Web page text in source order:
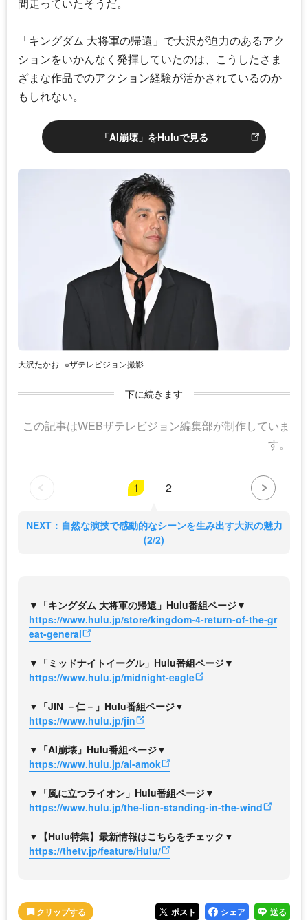
間走っていたそうだ。
「キングダム 大将軍の帰還 」で大沢が迫力のあるアク
ションをいかんなく発揮していたのは、こうしたさま
ざまな作品でのアクション経験が活かされているのか
もしれない。
「AI崩壊」をHuluで見る
大沢たかお ※ザテレビジョン撮影
下に続きます
この記事はWEBザテレビジョン編集部が制作していま
す。
1 2
NEXT：自然な演技で感動的なシーンを生み出す大沢の魅力
(2/2)
▼「キングダム 大将軍の帰還」Hulu番組ページ▼
https://www.hulu.jp/store/kingdom-4-return-of-the-gr
eat-general
▼「ミッドナイトイーグル」Hulu番組ページ▼
https://www.hulu.jp/midnight-eagle
▼「JIN －仁－」Hulu番組ページ▼
https://www.hulu.jp/jin
▼「AI崩壊」Hulu番組ページ▼
https://www.hulu.jp/ai-amok
▼「風に立つライオン」Hulu番組ページ▼
https://www.hulu.jp/the-lion-standing-in-the-wind
▼【Hulu特集】最新情報はこちらをチェック▼
https://thetv.jp/feature/Hulu/
ポスト シェア 送る